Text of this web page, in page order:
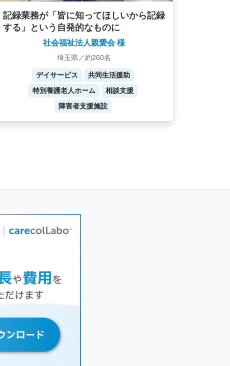
記録業務が「皆に知ってほしいから記録
する」という自発的なものに
社会福祉法人親愛会 様
埼玉県／約260名
デイサービス
共同生活援助
特別養護老人ホーム
相談支援
障害者支援施設